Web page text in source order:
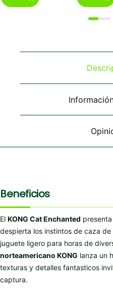
Beneficios
El KONG Cat Enchanted
despierta los instintos de caza
juguete ligero para horas de
norteamericano KONG lanza un
texturas y detalles fantasticos
captura.